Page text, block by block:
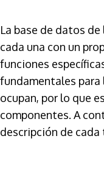
La base de datos de
cada una con un
funciones
fundamentales para
ocupan, por lo que
componentes. A
descripción de cada